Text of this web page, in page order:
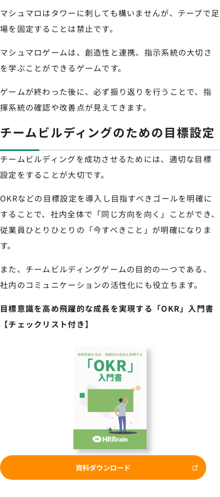
マシュマロはタワーに刺しても構いませんが、テープで足
場を固定することは禁止です。
マシュマロゲームは、創造性と連携、指示系統の大切さ
を学ぶことができるゲームです。
ゲームが終わった後に、必ず振り返りを行うことで、指
揮系統の確認や改善点が見えてきます。
チームビルディングのための目標設定
チームビルディングを成功させるためには、適切な目標
設定をすることが大切です。
OKRなどの目標設定を導入し目指すべきゴールを明確に
することで、社内全体で「同じ方向を向く」ことができ、
従業員ひとりひとりの「今すべきこと」が明確になりま
す。
また、チームビルディングゲームの目的の一つである、
社内のコミュニケーションの活性化にも役立ちます。
目標意識を高め飛躍的な成長を実現する「OKR」入門書
【チェックリスト付き】
資料ダウンロード